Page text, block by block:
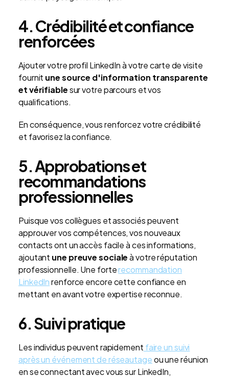
4. Crédibilité et confiance
renforcées
Ajouter votre profil LinkedIn à votre carte de visite
fournit une source d'information transparente
et vérifiablesur votre parcours et vos
qualifications.
En conséquence, vous renforcez votre crédibilité
et favorisez la confiance.
5. Approbations et
recommandations
professionnelles
Puisque vos collègues et associés peuvent
approuver vos compétences, vos nouveaux
contacts ont un accès facile à ces informations,
ajoutant une preuve socialeà votre réputation
professionnelle. Une forterecommandation
LinkedInrenforce encore cette confiance en
mettant en avant votre expertise reconnue.
6. Suivi pratique
Les individus peuvent rapidement faire un suivi
après un événement de réseautageou une réunion
en se connectant avec vous sur LinkedIn,